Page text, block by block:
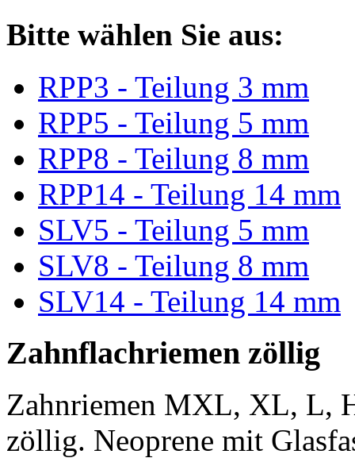
Bitte wählen Sie aus:
RPP3 - Teilung 3 mm
RPP5 - Teilung 5 mm
RPP8 - Teilung 8 mm
RPP14 - Teilung 14 mm
SLV5 - Teilung 5 mm
SLV8 - Teilung 8 mm
SLV14 - Teilung 14 mm
Zahnflachriemen zöllig
Zahnriemen MXL, XL, L,
zöllig. Neoprene mit